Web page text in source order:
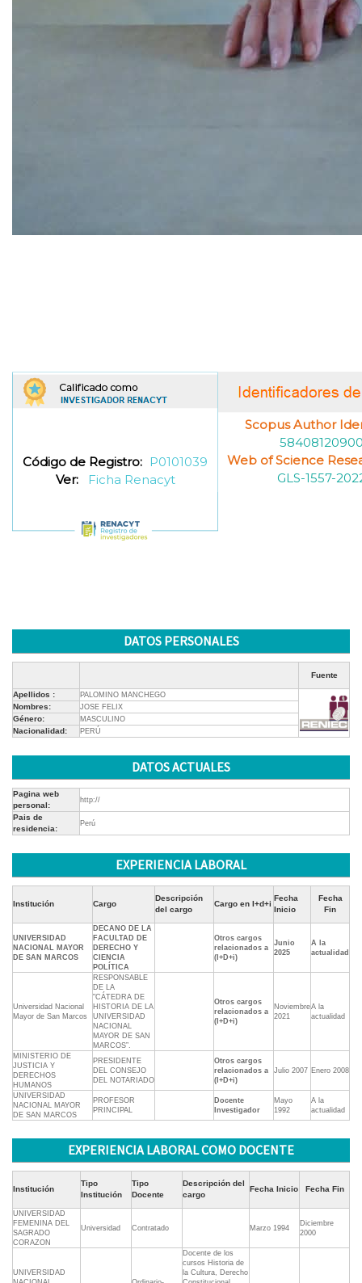
Código de Registro: P0101039
Ver:
Ficha Renacyt
Scopus Author
Web of Science
GLS-1557-
DATOS PERSONALES
Fuente
Apellidos : PALOMINO MANCHEGO
Nombres: JOSE FELIX
Género: MASCULINO
Nacionalidad: PERÚ
DATOS ACTUALES
Pagina web
personal:
http://
Pais de
residencia:
Perú
EXPERIENCIA LABORAL
Institución Cargo
Descripción
del cargo
Cargo en I+d+i
Fecha
Inicio
Fecha
Fin
UNIVERSIDAD
NACIONAL MAYOR
DE SAN MARCOS
DECANO DE LA
FACULTAD DE
DERECHO Y
CIENCIA
POLÍTICA
Otros cargos
relacionados a
(I+D+i)
Junio
2025
A la
actualidad
Universidad Nacional
Mayor de San Marcos
RESPONSABLE
DE LA
"CÁTEDRA DE
HISTORIA DE LA
UNIVERSIDAD
NACIONAL
MAYOR DE SAN
MARCOS”.
Otros cargos
relacionados a
(I+D+i)
Noviembre
2021
A la
actualidad
MINISTERIO DE
JUSTICIA Y
DERECHOS
HUMANOS
PRESIDENTE
DEL CONSEJO
DEL NOTARIADO
Otros cargos
relacionados a
(I+D+i)
Julio 2007 Enero 2008
UNIVERSIDAD
NACIONAL MAYOR
DE SAN MARCOS
PROFESOR
PRINCIPAL
Docente
Investigador
Mayo
1992
A la
actualidad
EXPERIENCIA LABORAL COMO DOCENTE
Institución
Tipo
Institución
Tipo
Docente
Descripción del
cargo
Fecha Inicio Fecha Fin
UNIVERSIDAD
FEMENINA DEL
SAGRADO
CORAZON
Universidad Contratado Marzo 1994
Diciembre
2000
UNIVERSIDAD
Docente de los
cursos Historia de
la Cultura, Derecho